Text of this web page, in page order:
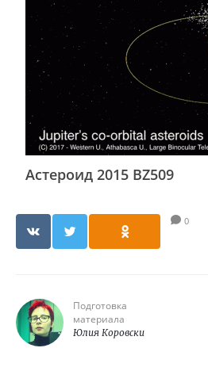
Астероид 2015 BZ509
0
Подготовка
материала
Юлия Коровски